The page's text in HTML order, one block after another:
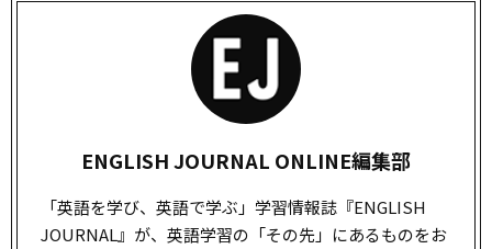
ENGLISH JOURNAL ONLINE編集部
「英語を学び、英語で学ぶ」学習情報誌『ENGLISH
JOURNAL』が、英語学習の「その先」にあるものをお